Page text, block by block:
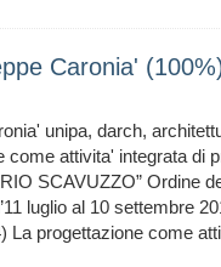
Caronia'
unipa, darch,
come attivita' integrata
SCAVUZZO” Ordine
luglio al 10 settembre
La progettazione come